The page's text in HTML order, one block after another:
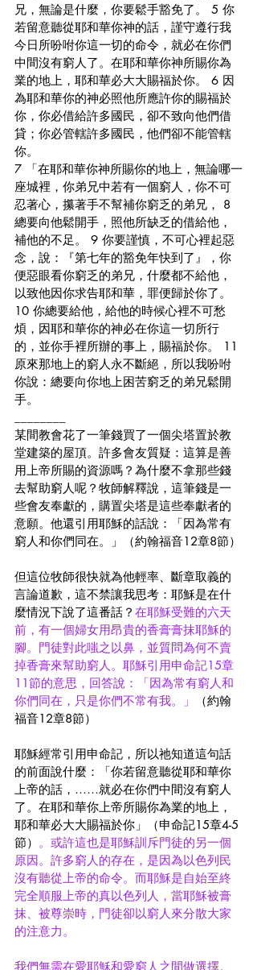
兄，無論是什麼，你要鬆手豁免了。 5 你
若留意聽從耶和華你神的話，謹守遵行我
今日所吩咐你這一切的命令，就必在你們
中間沒有窮人了。在耶和華你神所賜你為
業的地上，耶和華必大大賜福於你。 6 因
為耶和華你的神必照他所應許你的賜福於
你，你必借給許多國民，卻不致向他們借
貸；你必管轄許多國民，他們卻不能管轄
你。
7 「在耶和華你神所賜你的地上，無論哪一
座城裡，你弟兄中若有一個窮人，你不可
忍著心，攥著手不幫補你窮乏的弟兄， 8
總要向他鬆開手，照他所缺乏的借給他，
補他的不足。 9 你要謹慎，不可心裡起惡
念，說：『第七年的豁免年快到了』，你
便惡眼看你窮乏的弟兄，什麼都不給他，
以致他因你求告耶和華，罪便歸於你了。
10 你總要給他，給他的時候心裡不可愁
煩，因耶和華你的神必在你這一切所行
的，並你手裡所辦的事上，賜福於你。 11
原來那地上的窮人永不斷絕，所以我吩咐
你說：總要向你地上困苦窮乏的弟兄鬆開
手。
某間教會花了一筆錢買了一個尖塔置於教
堂建築的屋頂。許多會友質疑：這算是善
用上帝所賜的資源嗎？為什麼不拿那些錢
去幫助窮人呢？牧師解釋說，這筆錢是一
些會友奉獻的，購置尖塔是這些奉獻者的
意願。他還引用耶穌的話說：「因為常有
窮人和你們同在。」（約翰福音12章8節）
但這位牧師很快就為他輕率、斷章取義的
言論道歉，這不禁讓我思考：耶穌是在什
麼情況下說了這番話？ 在耶穌受難的六天
前，有一個婦女用昂貴的香膏膏抹耶穌的
腳。門徒對此嗤之以鼻，並質問為何不賣
掉香膏來幫助窮人。耶穌引用申命記15章
11節的意思，回答說：「因為常有窮人和
你們同在，只是你們不常有我。」
（約翰
福音12章8節）
耶穌經常引用申命記，所以祂知道這句話
的前面說什麼：「你若留意聽從耶和華你
上帝的話，……就必在你們中間沒有窮人
了。在耶和華你上帝所賜你為業的地上，
耶和華必大大賜福於你」（申命記15章4-5
節） 。或許這也是耶穌訓斥門徒的另一個
原因。許多窮人的存在，是因為以色列民
沒有聽從上帝的命令。而耶穌是自始至終
完全順服上帝的真以色列人，當耶穌被膏
抹、被尊崇時，門徒卻以窮人來分散大家
的注意力。
我們無需在愛耶穌和愛窮人之間做選擇。